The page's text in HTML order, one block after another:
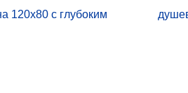
120х80 с глубоким